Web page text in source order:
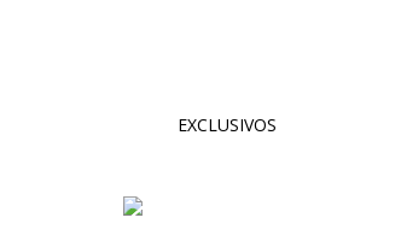
EXCLUSIVOS